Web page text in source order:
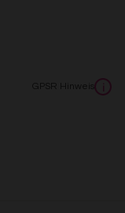
GPSR Hinweis i